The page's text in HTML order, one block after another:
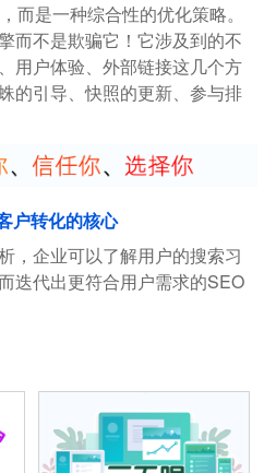
而是一种综合性的优化策略。
而不是欺骗它！它涉及到的不
用户体验、外部链接这几个方
的引导、快照的更新、参与排
户转化的核心
，企业可以了解用户的搜索习
迭代出更符合用户需求的SEO